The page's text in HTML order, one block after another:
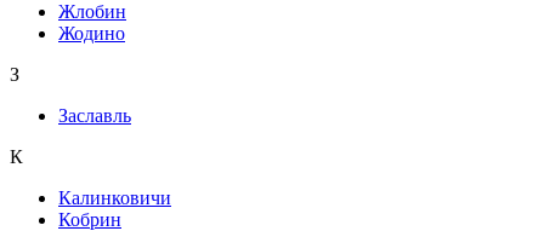
Жлобин
Жодино
З
Заславль
К
Калинковичи
Кобрин